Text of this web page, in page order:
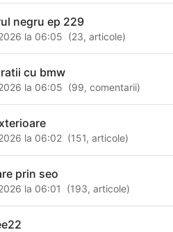
negru ep 229
la 06:05 (23,articole)
cu bmw
la 06:05 (99,comentarii)
la 06:02 (151,articole)
prin seo
la 06:01 (193,articole)